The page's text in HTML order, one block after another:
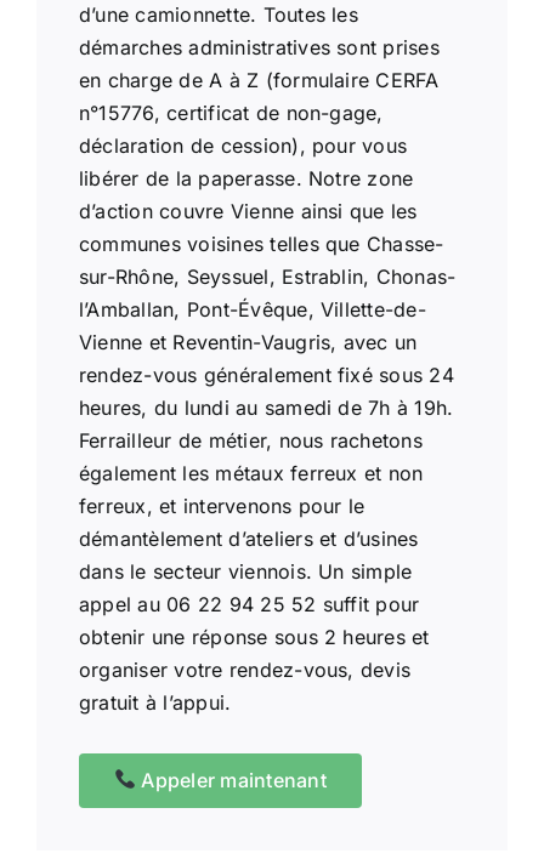
d’une camionnette. Toutes les
démarches administratives sont prises
en charge de A à Z (formulaire CERFA
n°15776, certificat de non-gage,
déclaration de cession), pour vous
libérer de la paperasse. Notre zone
d’action couvre Vienne ainsi que les
communes voisines telles que Chasse-
sur-Rhône, Seyssuel, Estrablin, Chonas-
l’Amballan, Pont-Évêque, Villette-de-
Vienne et Reventin-Vaugris, avec un
rendez-vous généralement fixé sous 24
heures, du lundi au samedi de 7h à 19h.
Ferrailleur de métier, nous rachetons
également les métaux ferreux et non
ferreux, et intervenons pour le
démantèlement d’ateliers et d’usines
dans le secteur viennois. Un simple
appel au 06 22 94 25 52 suffit pour
obtenir une réponse sous 2 heures et
organiser votre rendez-vous, devis
gratuit à l’appui.
Appeler maintenant